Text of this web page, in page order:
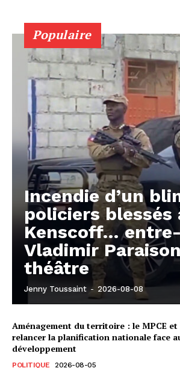
Populaire
Incendie d’un
policiers blessés
Kenscoff…
Vladimir
théâtre
Jenny Toussaint - 2026-08-08
Aménagement du territoire : le MPCE
relancer la planification nationale face
développement
POLITIQUE 2026-08-05